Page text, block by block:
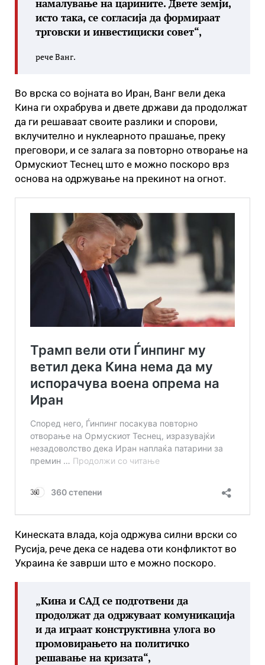
намалување на царините. Двете земји,
исто така, се согласија да формираат
трговски и инвестициски совет“,
рече Ванг.
Во врска со војната во Иран, Ванг вели дека
Кина ги охрабрува и двете држави да продолжат
да ги решаваат своите разлики и спорови,
вклучително и нуклеарното прашање, преку
преговори, и се залага за повторно отворање на
Ормускиот Теснец што е можно поскоро врз
основа на одржување на прекинот на огнот.
Кинеската влада, која одржува силни врски со
Русија, рече дека се надева оти конфликтот во
Украина ќе заврши што е можно поскоро.
„Кина и САД се подготвени да
продолжат да одржуваат комуникација
и да играат конструктивна улога во
промовирањето на политичко
решавање на кризата“,